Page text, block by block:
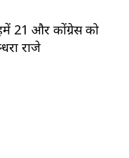
21 और कोंग्रेस को
राजे